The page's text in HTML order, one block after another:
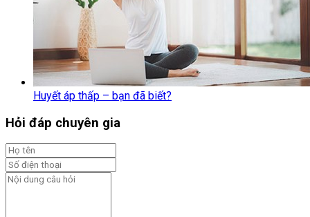
Huyết áp thấp – bạn đã biết?
Hỏi đáp chuyên gia